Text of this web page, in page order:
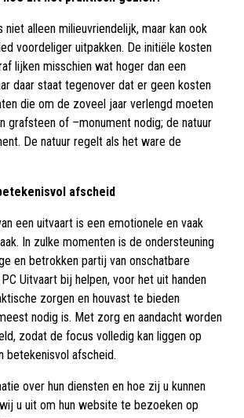
niet alleen milieuvriendelijk, maar kan ook
voordeliger uitpakken. De initiële kosten
lijken misschien wat hoger dan een
daar staat tegenover dat er geen kosten
die om de zoveel jaar verlengd moeten
grafsteen of –monument nodig; de natuur
De natuur regelt als het ware de
afscheid
een uitvaart is een emotionele en vaak
In zulke momenten is de ondersteuning
en betrokken partij van onschatbare
Uitvaart bij helpen, voor het uit handen
zorgen en houvast te bieden
nodig is. Met zorg en aandacht worden
zodat de focus volledig kan liggen op
betekenisvol afscheid.
over hun diensten en hoe zij u kunnen
u uit om hun website te bezoeken op